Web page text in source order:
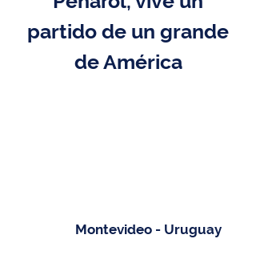
partido de un grande
de América
Montevideo - Uruguay